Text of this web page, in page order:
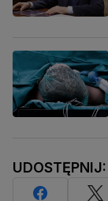
UDOSTĘPNIJ: